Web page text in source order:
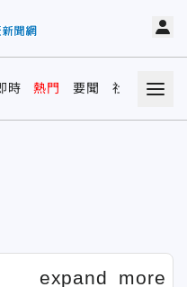
時 熱門 要聞 社會 娛樂